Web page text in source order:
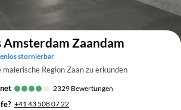
Zaandam
stornierbar
Region Zaan zu erkunden
2329 Bewertungen
+41 43 508 07 22